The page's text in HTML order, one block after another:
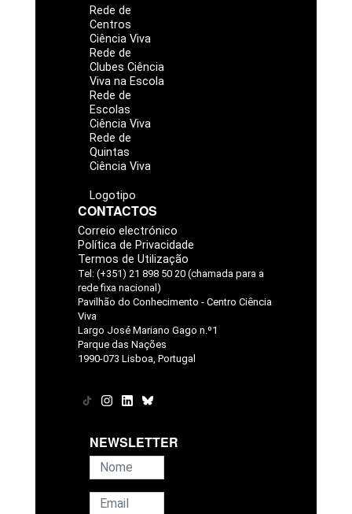
Rede de
Centros
Ciência Viva
Rede de
Clubes Ciência
Viva na Escola
Rede de
Escolas
Ciência Viva
Rede de
Quintas
Ciência Viva
Logotipo
CONTACTOS
Correio electrónico
Política de Privacidade
Termos de Utilização
Tel: (+351) 21 898 50 20 (chamada para a
rede fixa nacional)
Pavilhão do Conhecimento - Centro Ciência
Viva
Largo José Mariano Gago n.º1
Parque das Nações
1990-073 Lisboa, Portugal
NEWSLETTER